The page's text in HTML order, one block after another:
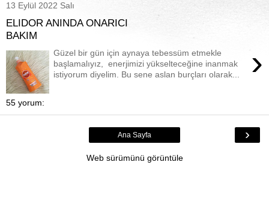
13 Eylül 2022 Salı
ELIDOR ANINDA ONARICI
BAKIM
›
Güzel bir gün için aynaya tebessüm etmekle
başlamalıyız, enerjimizi yükselteceğine inanmak
istiyorum diyelim. Bu sene aslan burçları olarak...
55 yorum:
›
Ana Sayfa
Web sürümünü görüntüle